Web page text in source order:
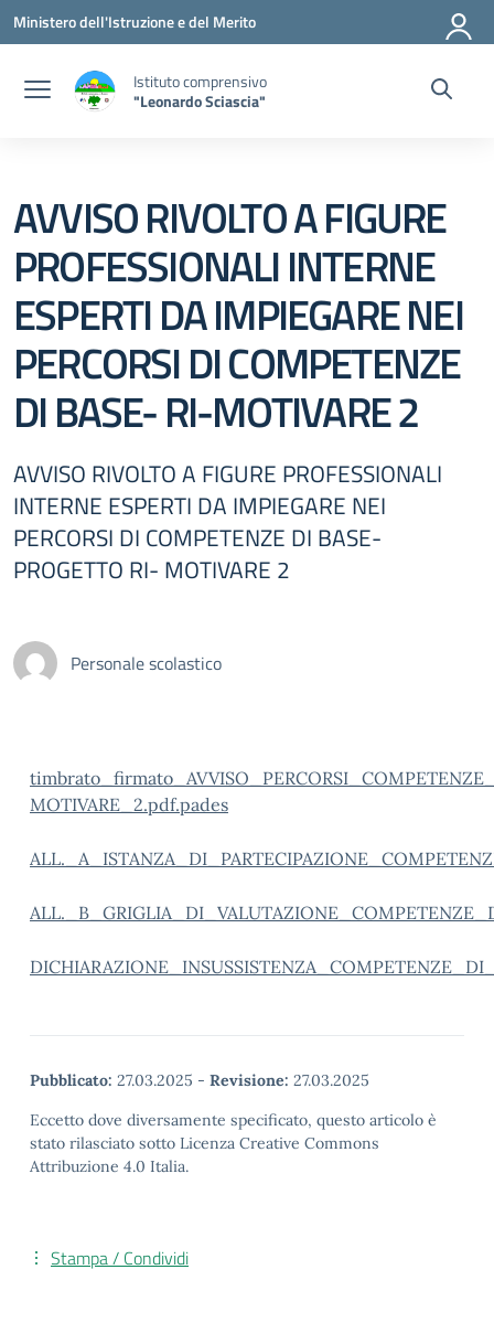
Vai ai contenuti
Vai al menu di navigazione
Vai al footer
Ministero dell'Istruzione e del Merito
Istituto comprensivo
"Leonardo Sciascia"
AVVISO RIVOLTO A FIGURE
PROFESSIONALI INTERNE
ESPERTI DA IMPIEGARE NEI
PERCORSI DI COMPETENZE
DI BASE- RI-MOTIVARE 2
AVVISO RIVOLTO A FIGURE PROFESSIONALI
INTERNE ESPERTI DA IMPIEGARE NEI
PERCORSI DI COMPETENZE DI BASE-
PROGETTO RI- MOTIVARE 2
Personale scolastico
MOTIVARE_2.pdf.pades
Pubblicato: 27.03.2025 - Revisione: 27.03.2025
Eccetto dove diversamente specificato, questo articolo è
stato rilasciato sotto Licenza Creative Commons
Attribuzione 4.0 Italia.
Stampa / Condividi